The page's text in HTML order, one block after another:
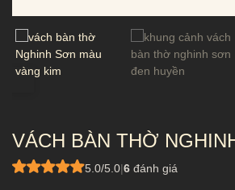
VÁCH BÀN THỜ
5.0/5.0|6 đánh giá